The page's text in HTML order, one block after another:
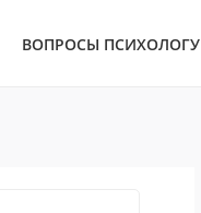
ВОПРОСЫ ПСИХОЛОГУ